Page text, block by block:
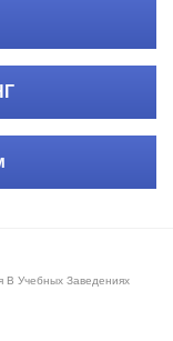
В Учебных Заведениях